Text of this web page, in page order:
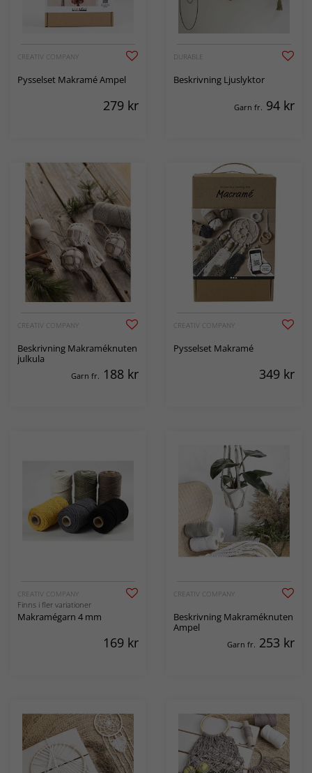
CREATIV COMPANY
Pysselset Makramé Ampel
279 kr
DURABLE
Beskrivning Ljuslyktor
Garn fr. 94 kr
CREATIV COMPANY
Beskrivning Makraméknuten
julkula
Garn fr. 188 kr
CREATIV COMPANY
Pysselset Makramé
349 kr
CREATIV COMPANY
Finns i fler variationer
Makramégarn 4 mm
169 kr
CREATIV COMPANY
Beskrivning Makraméknuten
Ampel
Garn fr. 253 kr